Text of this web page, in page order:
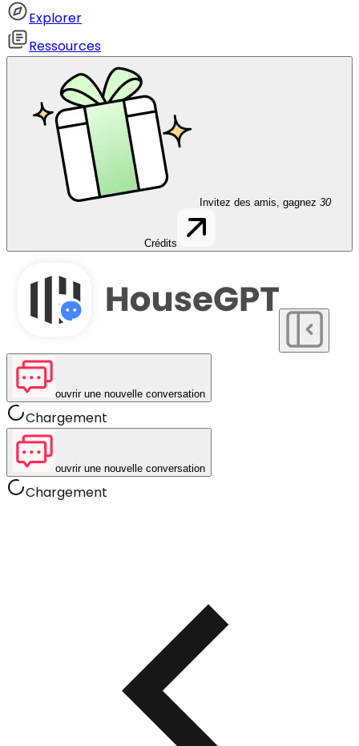
Explorer
Ressources
Invitez des amis, gagnez 30
Crédits
ouvrir une nouvelle conversation
Chargement
ouvrir une nouvelle conversation
Chargement